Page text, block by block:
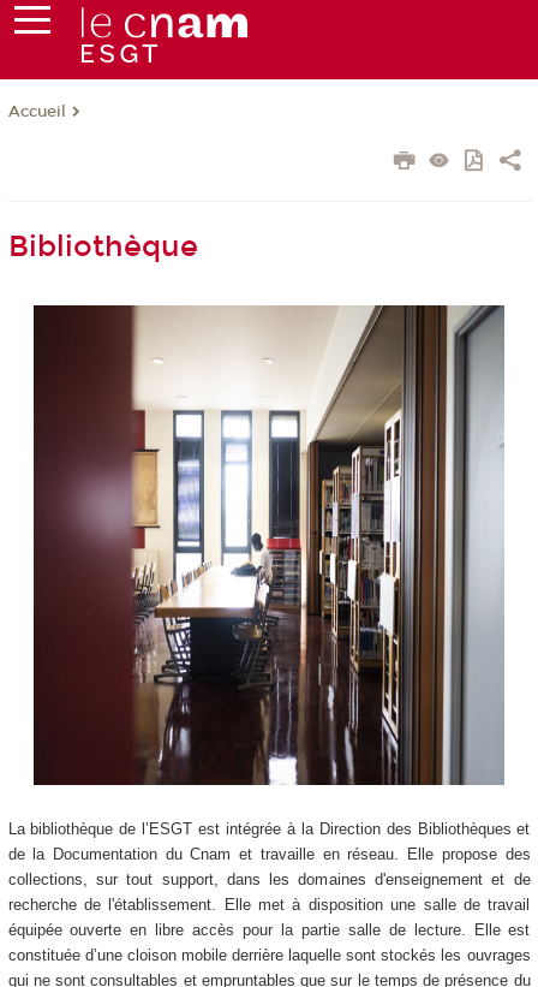
Accueil
Bibliothèque
La bibliothèque de l’ESGT est intégrée à la Direction des Bibliothèques et
de la Documentation du Cnam et travaille en réseau. Elle propose des
collections, sur tout support, dans les domaines d'enseignement et de
recherche de l'établissement. Elle met à disposition une salle de travail
équipée ouverte en libre accès pour la partie salle de lecture. Elle est
constituée d’une cloison mobile derrière laquelle sont stockés les ouvrages
qui ne sont consultables et empruntables que sur le temps de présence du